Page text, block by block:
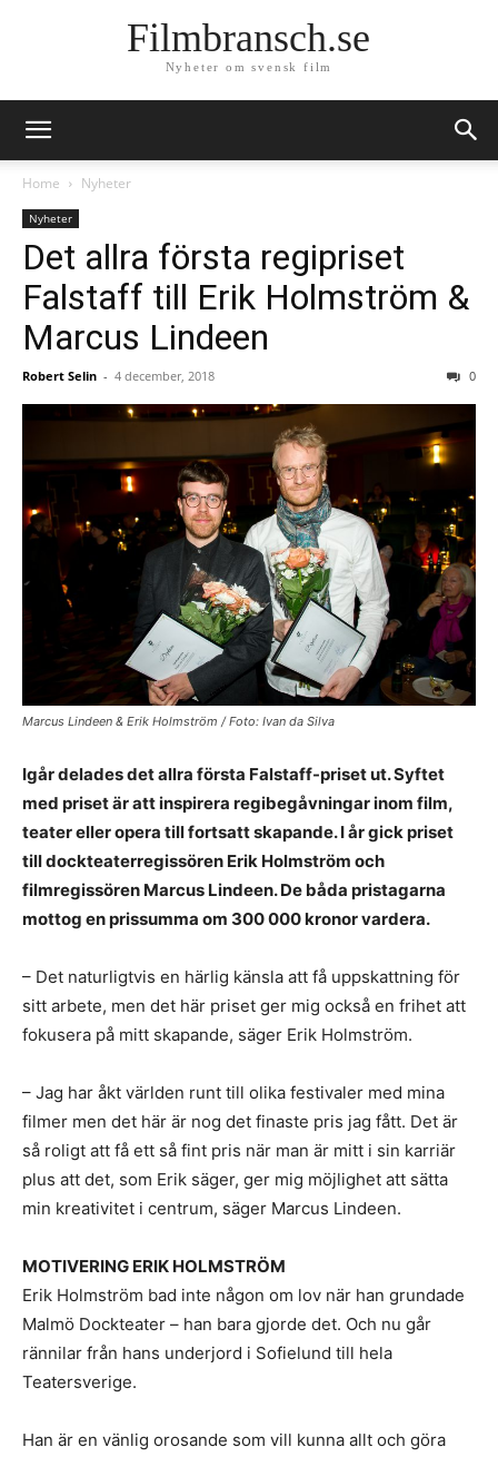
Filmbransch.se
Nyheter om svensk film
Home Nyheter
Nyheter
Det allra första regipriset
Falstaff till Erik Holmström &
Marcus Lindeen
Robert Selin - 4 december, 2018 0
Marcus Lindeen & Erik Holmström / Foto: Ivan da Silva
Igår delades det allra första Falstaff-priset ut. Syftet
med priset är att inspirera regibegåvningar inom film,
teater eller opera till fortsatt skapande. I år gick priset
till dockteaterregissören Erik Holmström och
filmregissören Marcus Lindeen. De båda pristagarna
mottog en prissumma om 300 000 kronor vardera.
– Det naturligtvis en härlig känsla att få uppskattning för
sitt arbete, men det här priset ger mig också en frihet att
fokusera på mitt skapande, säger Erik Holmström.
– Jag har åkt världen runt till olika festivaler med mina
filmer men det här är nog det finaste pris jag fått. Det är
så roligt att få ett så fint pris när man är mitt i sin karriär
plus att det, som Erik säger, ger mig möjlighet att sätta
min kreativitet i centrum, säger Marcus Lindeen.
MOTIVERING ERIK HOLMSTRÖM
Erik Holmström bad inte någon om lov när han grundade
Malmö Dockteater – han bara gjorde det. Och nu går
rännilar från hans underjord i Sofielund till hela
Teatersverige.
Han är en vänlig orosande som vill kunna allt och göra